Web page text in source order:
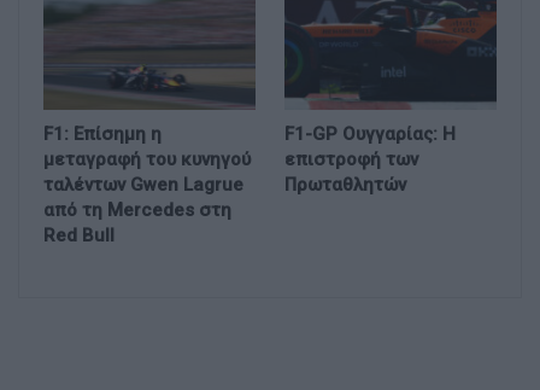
F1: Επίσημη η
μεταγραφή του κυνηγού
ταλέντων Gwen Lagrue
από τη Mercedes στη
Red Bull
F1-GP Ουγγαρίας: Η
επιστροφή των
Πρωταθλητών